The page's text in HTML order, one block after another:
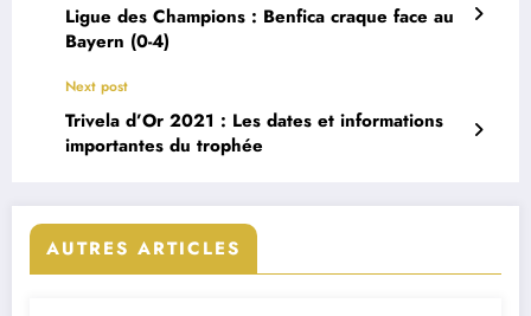
Ligue des Champions : Benfica craque face au
Bayern (0-4)
Next post
Trivela d’Or 2021 : Les dates et informations
importantes du trophée
AUTRES ARTICLES